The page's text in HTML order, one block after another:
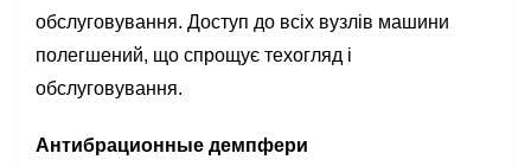
обслуговування. Доступ до всіх вузлів машини
полегшений, що спрощує техогляд і
обслуговування.
Антибрационные демпфери